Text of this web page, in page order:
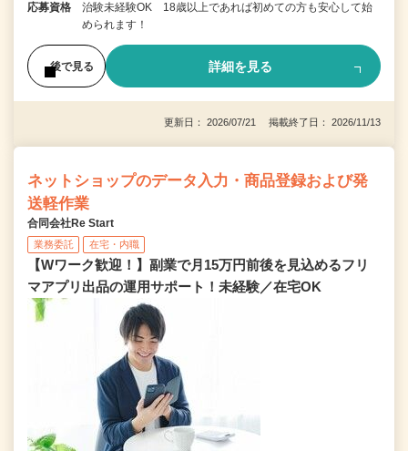
応募資格
治験未経験OK 18歳以上であれば初めての方も安心して始
められます！
後で見る 詳細を見る
更新日： 2026/07/21 掲載終了日： 2026/11/13
ネットショップのデータ入力・商品登録および発
送軽作業
合同会社Re Start
業務委託 在宅・内職
【Wワーク歓迎！】副業で月15万円前後を見込めるフリ
マアプリ出品の運用サポート！未経験／在宅OK